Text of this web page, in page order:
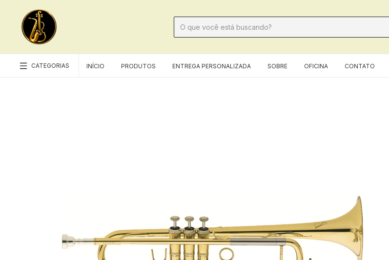
CATEGORIAS INÍCIO PRODUTOS ENTREGA PERSONALIZADA SOBRE OFICINA CONTATO